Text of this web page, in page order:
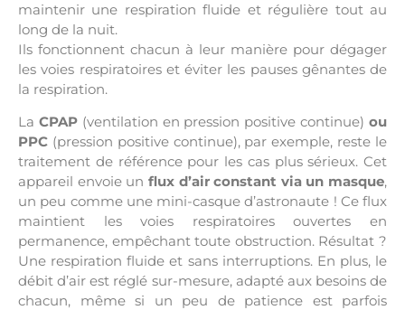
maintenir une respiration fluide et régulière tout au
long de la nuit.
Ils fonctionnent chacun à leur manière pour dégager
les voies respiratoires et éviter les pauses gênantes de
la respiration.
La CPAP (ventilation en pression positive continue) ou
PPC (pression positive continue), par exemple, reste le
traitement de référence pour les cas plus sérieux. Cet
appareil envoie un flux d’air constant via un masque,
un peu comme une mini-casque d’astronaute ! Ce flux
maintient les voies respiratoires ouvertes en
permanence, empêchant toute obstruction. Résultat ?
Une respiration fluide et sans interruptions. En plus, le
débit d’air est réglé sur-mesure, adapté aux besoins de
chacun, même si un peu de patience est parfois